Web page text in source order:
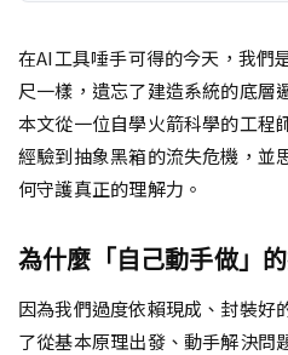
在AI工具唾手可得的今天，我們
尺一樣，遺忘了建造系統的底層
本文從一位自學火箭科學的工程
經驗到抽象黑箱的流失危機，並
何守護真正的理解力。
為什麼「自己動手做」
因為我們過度依賴現成、封裝好
了從基本原理出發、動手解決問